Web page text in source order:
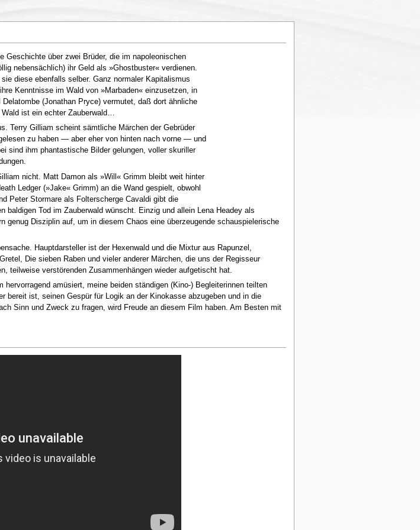
Geschichte über zwei Brüder, die im napoleonischen
nebensächlich) ihr Geld als »Ghostbuster« verdienen.
diese ebenfalls selber. Ganz normaler Kapitalismus
Kenntnisse im Wald von »Marbaden« einzusetzen, in
(Jonathan Pryce) vermutet, daß dort ähnliche
ist ein echter Zauberwald…
Terry Gilliam scheint sämtliche Märchen der Gebrüder
zu haben — aber eher von hinten nach vorne — und
sind ihm phantastische Bilder gelungen, voller skuriller
nicht. Matt Damon als »Will« Grimm bleibt weit hinter
Ledger (»Jake« Grimm) an die Wand gespielt, obwohl
Peter Stormare als Folterscherge Cavaldi gibt die
baldigen Tod im Zauberwald wünscht. Einzig und allein Lena Headey als
genug Disziplin auf, um in diesem Chaos eine überzeugende schauspielerische
Hauptdarsteller ist der Hexenwald und die Mixtur aus Rapunzel,
Die sieben Raben und vieler anderer Märchen, die uns der Regisseur
teilweise verstörenden Zusammenhängen wieder aufgetischt hat.
amüsiert, meine beiden ständigen (Kino-) Begleiterinnen teilten
bereit ist, seinen Gespür für Logik an der Kinokasse abzugeben und in die
Sinn und Zweck zu fragen, wird Freude an diesem Film haben. Am Besten mit